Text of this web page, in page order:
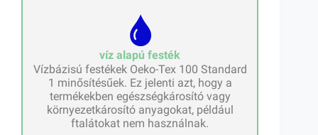
víz alapú festék
Vízbázisú festékek Oeko-Tex 100 Standard
1 minősítésűek. Ez jelenti azt, hogy a
termékekben egészségkárosító vagy
környezetkárosító anyagokat, például
ftalátokat nem használnak.